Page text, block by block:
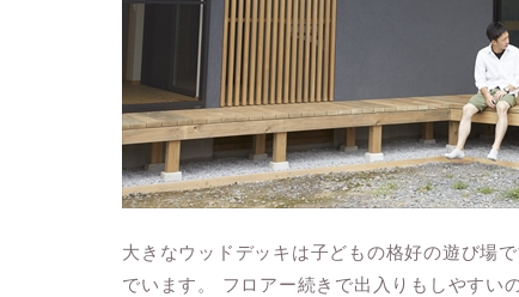
大きなウッドデッキは子どもの格好の遊び場
でいます。 フロアー続きで出入りもしやすい